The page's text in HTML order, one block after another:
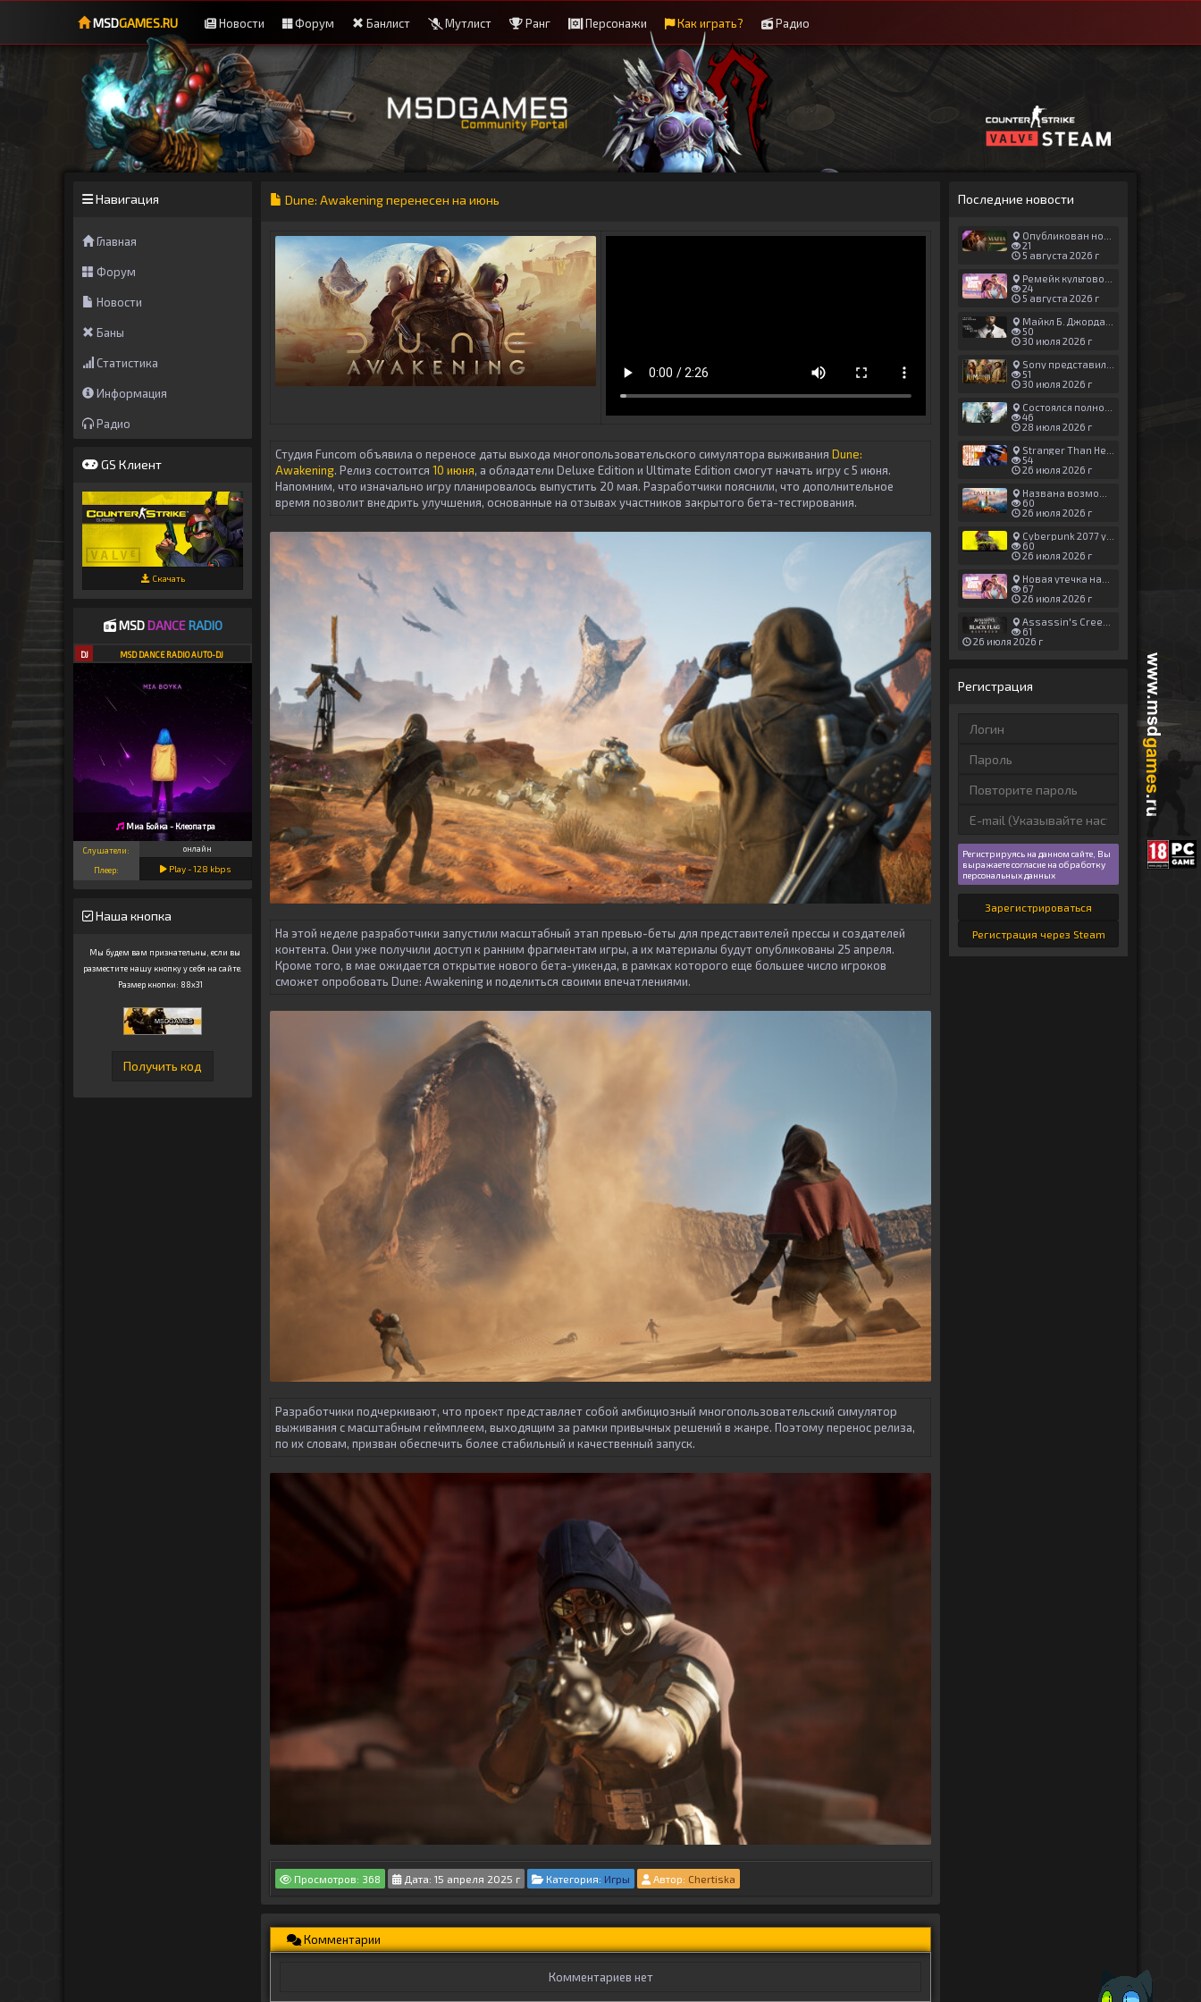
MSDGAMES.RU Новости Форум Банлист Мутлист Ранг Персонажи Как играть? Радио
Навигация
Главная
Форум
Новости
Баны
Статистика
Информация
Радио
GS Клиент
Скачать
MSDDANCE RADIO
DJ MSD DANCE RADIO AUTO-DJ
Миа Бойка - Клеопатра
Слушатели: онлайн
Плеер: Play -128 kbps
Наша кнопка
Мы будем вам признательны, если вы
разместите нашу кнопку у себя на сайте.
Размер кнопки: 88x31
Dune: Awakening перенесен на июнь
Студия Funcom объявила о переносе даты выхода многопользовательского симулятора выживания Dune:
Awakening. Релиз состоится 10 июня, а обладатели Deluxe Edition и Ultimate Edition смогут начать игру с 5 июня.
Напомним, что изначально игру планировалось выпустить 20 мая. Разработчики пояснили, что дополнительное
время позволит внедрить улучшения, основанные на отзывах участников закрытого бета-тестирования.
На этой неделе разработчики запустили масштабный этап превью-беты для представителей прессы и создателей
контента. Они уже получили доступ к ранним фрагментам игры, а их материалы будут опубликованы 25 апреля.
Кроме того, в мае ожидается открытие нового бета-уикенда, в рамках которого еще большее число игроков
сможет опробовать Dune: Awakening и поделиться своими впечатлениями.
Разработчики подчеркивают, что проект представляет собой амбициозный многопользовательский симулятор
выживания с масштабным геймплеем, выходящим за рамки привычных решений в жанре. Поэтому перенос релиза,
по их словам, призван обеспечить более стабильный и качественный запуск.
Просмотров: 368 Дата: 15 апреля 2025 г Категория: Игры Автор: Chertiska
Комментарии
Комментариев нет
Последние новости
Опубликован новый геймплей Man of Honor для Mafia: The Old Country
21
5 августа 2026 г
Ремейк культовой японской игры задержали ради выхода GTA 6
24
5 августа 2026 г
Майкл Б. Джордан сыграл главную роль в новой «Афере Томаса Крауна»
50
30 июля 2026 г
Sony представила трейлер новой части «Джуманджи»
51
30 июля 2026 г
Состоялся полноценный релиз Halo: Campaign Evolved
46
28 июля 2026 г
Stranger Than Heaven получила новый трейлер с акцентом на жестокие драки
54
26 июля 2026 г
Названа возможная дата выхода God of War: Laufey — 16 февраля 2027 года
60
26 июля 2026 г
Cyberpunk 2077 установила новый рекорд: 1,5 млрд загрузок модов, в топе — контент 18+
60
26 июля 2026 г
Новая утечка намекает на выход третьего трейлера GTA 6 уже 7 августа
67
26 июля 2026 г
Assassin's Creed Black Flag Resynced может позаимствовать систему испытаний у Mirage
61
26 июля 2026 г
Регистрация
Регистрируясь на данном сайте, Вы
выражаете согласие на обработку
персональных данных
Зарегистрироваться
Регистрация через Steam